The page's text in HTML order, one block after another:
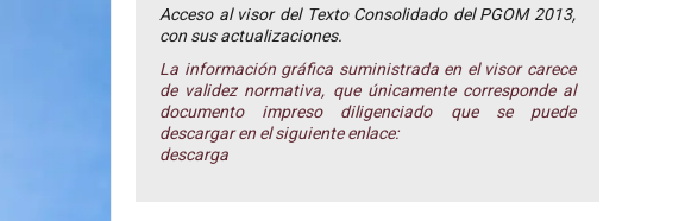
Acceso al visor del Texto Consolidado del PGOM 2013,
con sus actualizaciones.
La información gráfica suministrada en el visor carece
de validez normativa, que únicamente corresponde al
documento impreso diligenciado que se puede
descargar en el siguiente enlace:
descarga